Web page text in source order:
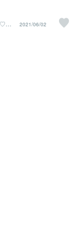
の絵でもないので盗む
れてるから心配はない
ま
3d
2021/06/02